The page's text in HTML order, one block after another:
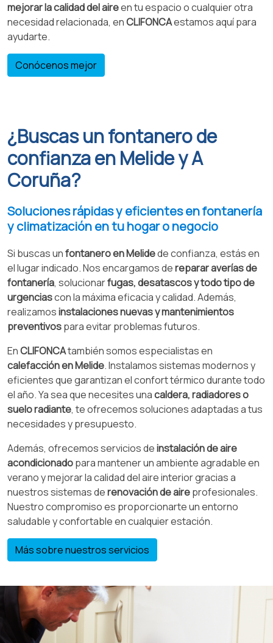
mejorar la calidad del aireen tu espacio o cualquier otra
necesidad relacionada, enCLIFONCAestamos aquí para
ayudarte.
Conócenos mejor
¿Buscas un fontanero de
confianza en Melide y A
Coruña?
Soluciones rápidas y eficientes en fontanería
y climatización en tu hogar o negocio
Si buscas unfontanero en Melidede confianza, estás en
el lugar indicado. Nos encargamos dereparar averías de
fontanería, solucionarfugas, desatascos y todo tipo de
urgenciascon la máxima eficacia y calidad. Además,
realizamosinstalaciones nuevas y mantenimientos
preventivospara evitar problemas futuros.
EnCLIFONCAtambién somos especialistas en
calefacción en Melide. Instalamos sistemas modernos y
eficientes que garantizan el confort térmico durante todo
el año. Ya sea que necesites unacaldera, radiadores o
suelo radiante, te ofrecemos soluciones adaptadas a tus
necesidades y presupuesto.
Además, ofrecemos servicios deinstalación de aire
acondicionadopara mantener un ambiente agradable en
verano y mejorar la calidad del aire interior gracias a
nuestros sistemas derenovación de aireprofesionales.
Nuestro compromiso es proporcionarte un entorno
saludable y confortable en cualquier estación.
Más sobre nuestros servicios